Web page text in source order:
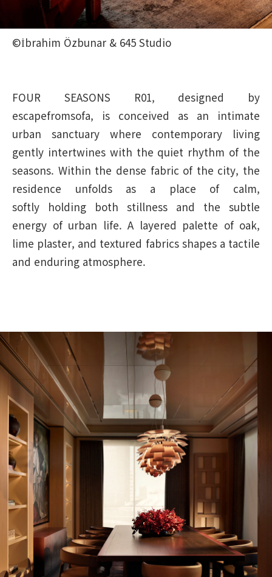
©İbrahim Özbunar & 645 Studio
FOUR SEASONS R01, designed by
escapefromsofa, is conceived as an intimate
urban sanctuary where contemporary living
gently intertwines with the quiet rhythm of the
seasons. Within the dense fabric of the city, the
residence unfolds as a place of calm,
softly holding both stillness and the subtle
energy of urban life. A layered palette of oak,
lime plaster, and textured fabrics shapes a tactile
and enduring atmosphere.